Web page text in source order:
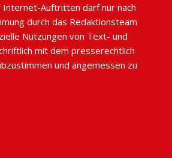
Internet-Auftritten darf nur nach
durch das Redaktionsteam
Nutzungen von Text- und
mit dem presserechtlich
und angemessen zu